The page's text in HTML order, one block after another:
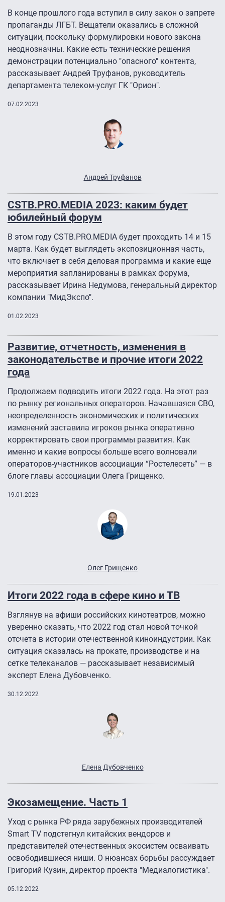
В конце прошлого года вступил в силу закон о запрете
пропаганды ЛГБТ. Вещатели оказались в сложной
ситуации, поскольку формулировки нового закона
неоднозначны. Какие есть технические решения
демонстрации потенциально "опасного" контента,
рассказывает Андрей Труфанов, руководитель
департамента телеком-услуг ГК "Орион".
07.02.2023
Андрей Труфанов
CSTB.PRO.MEDIA 2023: каким будет
юбилейный форум
В этом году CSTB.PRO.MEDIA будет проходить 14 и 15
марта. Как будет выглядеть экспозиционная часть,
что включает в себя деловая программа и какие еще
мероприятия запланированы в рамках форума,
рассказывает Ирина Недумова, генеральный директор
компании "МидЭкспо".
01.02.2023
Развитие, отчетность, изменения в
законодательстве и прочие итоги 2022
года
Продолжаем подводить итоги 2022 года. На этот раз
по рынку региональных операторов. Начавшаяся СВО,
неопределенность экономических и политических
изменений заставила игроков рынка оперативно
корректировать свои программы развития. Как
именно и какие вопросы больше всего волновали
операторов-участников ассоциации “Ростелесеть” — в
блоге главы ассоциации Олега Грищенко.
19.01.2023
Олег Грищенко
Итоги 2022 года в сфере кино и ТВ
Взглянув на афиши российских кинотеатров, можно
уверенно сказать, что 2022 год стал новой точкой
отсчета в истории отечественной киноиндустрии. Как
ситуация сказалась на прокате, производстве и на
сетке телеканалов — рассказывает независимый
эксперт Елена Дубовченко.
30.12.2022
Елена Дубовченко
Экозамещение. Часть 1
Уход с рынка РФ ряда зарубежных производителей
Smart TV подстегнул китайских вендоров и
представителей отечественных экосистем осваивать
освободившиеся ниши. О нюансах борьбы рассуждает
Григорий Кузин, директор проекта "Медиалогистика".
05.12.2022